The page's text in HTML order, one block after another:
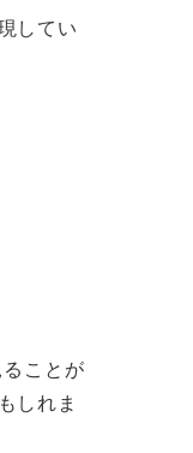
してい
ことが
しれま